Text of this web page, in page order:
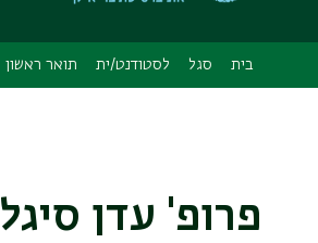
בית סגל לסטודנט/ית תואר ראשון
פרופ' עדן סיגל 77-400-01 מבוא לילד המיוחד